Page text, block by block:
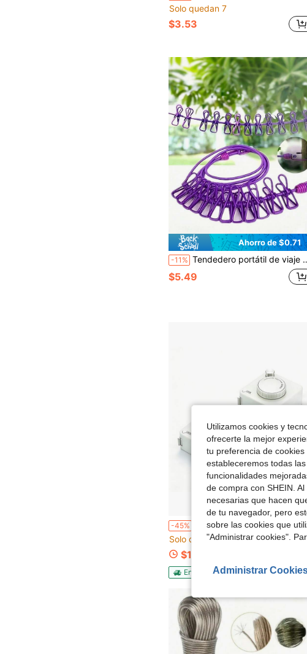
Solo quedan 7
$3.53
Ahorro de $0.71
-11% Tendedero portátil de viaje con 12 pinzas para ropa, uso interior y exterior, tendedero ligero a prueba de sol, adecuado para secar ropa, bolsas, calcetines, bufandas, toallas, tendedero elástico ajustable, adecuado para lavandería interior, patio trasero, balcón, camping al aire libre, viajes en hotel, playa, vacaciones de verano, regreso a la escuela
$5.49
-45%
2 tendederos retráctiles, tendedero retráctil de pared, tendedero interior anti-doblamiento, tendedero exterior, tendedero retráctil de alta resistencia, cuerda para ropa, cuerda de acero inoxidable de pared, tendedero, tendederos
Solo quedan 10
$17.68
Envío Rápido
Utilizamos cookies y
ofrecerte la mejor
tu preferencia de
estableceremos todas
funcionalidades
de compra con SHEIN.
necesarias que hacen
de tu navegador, pero
sobre las cookies que
"Administrar cookies".
Administrar